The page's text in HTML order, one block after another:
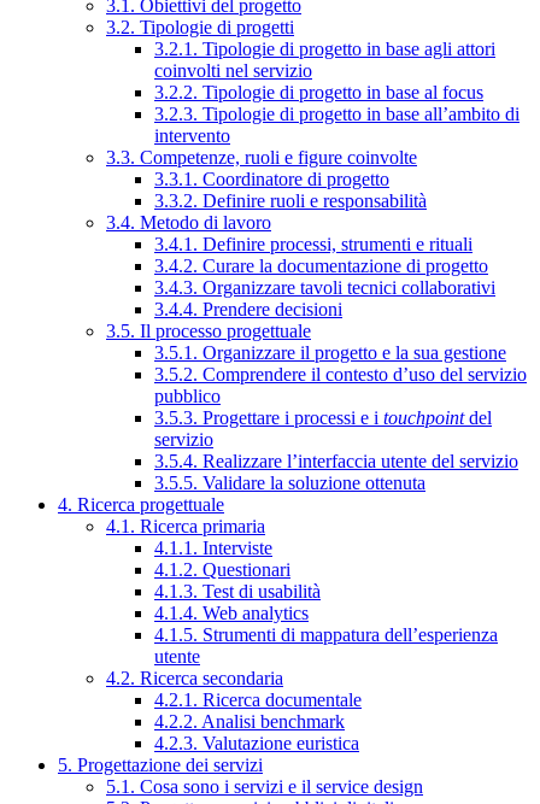
3.1. Obiettivi del progetto
3.2. Tipologie di progetti
3.2.1. Tipologie di progetto in base agli attori
coinvolti nel servizio
3.2.2. Tipologie di progetto in base al focus
3.2.3. Tipologie di progetto in base all’ambito di
intervento
3.3. Competenze, ruoli e figure coinvolte
3.3.1. Coordinatore di progetto
3.3.2. Definire ruoli e responsabilità
3.4. Metodo di lavoro
3.4.1. Definire processi, strumenti e rituali
3.4.2. Curare la documentazione di progetto
3.4.3. Organizzare tavoli tecnici collaborativi
3.4.4. Prendere decisioni
3.5. Il processo progettuale
3.5.1. Organizzare il progetto e la sua gestione
3.5.2. Comprendere il contesto d’uso del servizio
pubblico
3.5.3. Progettare i processi e i touchpointdel
servizio
3.5.4. Realizzare l’interfaccia utente del servizio
3.5.5. Validare la soluzione ottenuta
4. Ricerca progettuale
4.1. Ricerca primaria
4.1.1. Interviste
4.1.2. Questionari
4.1.3. Test di usabilità
4.1.4. Web analytics
4.1.5. Strumenti di mappatura dell’esperienza
utente
4.2. Ricerca secondaria
4.2.1. Ricerca documentale
4.2.2. Analisi benchmark
4.2.3. Valutazione euristica
5. Progettazione dei servizi
5.1. Cosa sono i servizi e il service design